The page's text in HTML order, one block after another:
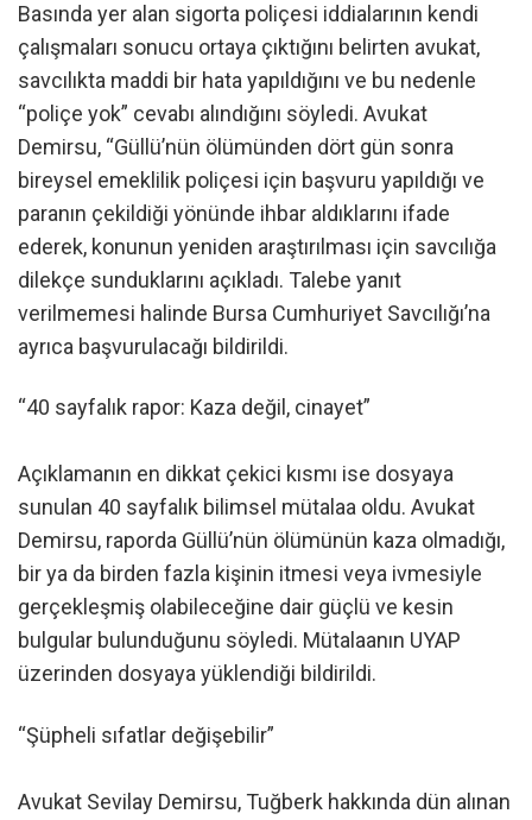
Basında yer alan sigorta poliçesi iddialarının kendi
çalışmaları sonucu ortaya çıktığını belirten avukat,
savcılıkta maddi bir hata yapıldığını ve bu nedenle
“poliçe yok” cevabı alındığını söyledi. Avukat
Demirsu, “Güllü’nün ölümünden dört gün sonra
bireysel emeklilik poliçesi için başvuru yapıldığı ve
paranın çekildiği yönünde ihbar aldıklarını ifade
ederek, konunun yeniden araştırılması için savcılığa
dilekçe sunduklarını açıkladı. Talebe yanıt
verilmemesi halinde Bursa Cumhuriyet Savcılığı’na
ayrıca başvurulacağı bildirildi.
“40 sayfalık rapor: Kaza değil, cinayet”
Açıklamanın en dikkat çekici kısmı ise dosyaya
sunulan 40 sayfalık bilimsel mütalaa oldu. Avukat
Demirsu, raporda Güllü’nün ölümünün kaza olmadığı,
bir ya da birden fazla kişinin itmesi veya ivmesiyle
gerçekleşmiş olabileceğine dair güçlü ve kesin
bulgular bulunduğunu söyledi. Mütalaanın UYAP
üzerinden dosyaya yüklendiği bildirildi.
“Şüpheli sıfatlar değişebilir”
Avukat Sevilay Demirsu, Tuğberk hakkında dün alınan